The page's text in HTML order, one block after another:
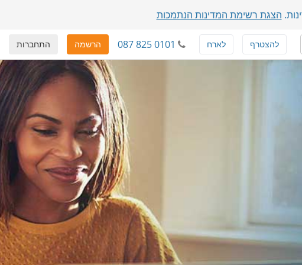
הצגת רשימת המדינות הנתמכות
התחברות הרשמה 087 825 0101 להצטרף לארח